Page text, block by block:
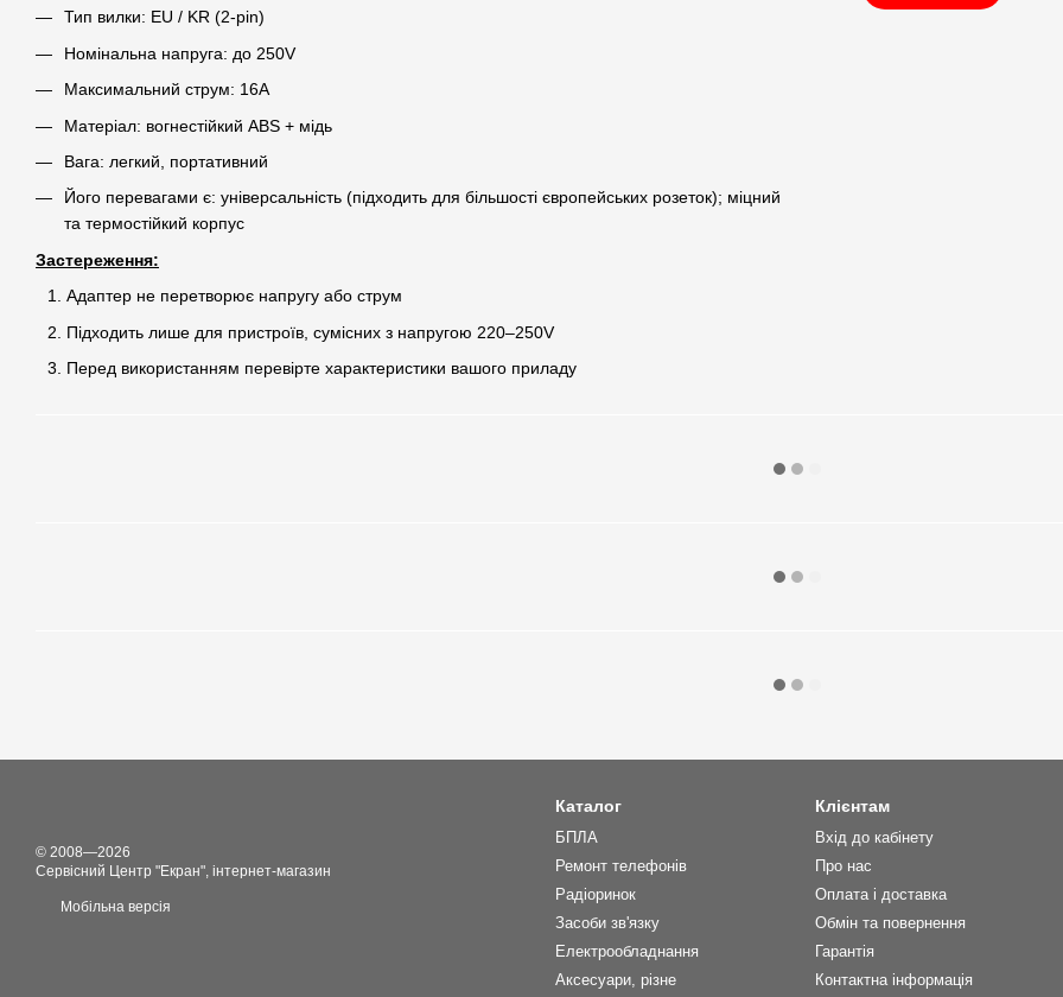
Тип вилки: EU / KR (2-pin)
Номінальна напруга: до 250V
Максимальний струм: 16A
Матеріал: вогнестійкий ABS + мідь
Вага: легкий, портативний
Його перевагами є: універсальність (підходить для більшості європейських розеток); міцний
та термостійкий корпус
Застереження:
Адаптер не перетворює напругу або струм
Підходить лише для пристроїв, сумісних з напругою 220–250V
Перед використанням перевірте характеристики вашого приладу
© 2008—2026
Сервісний Центр "Екран", інтернет-магазин
Мобільна версія
Каталог
БПЛА
Ремонт телефонів
Радіоринок
Засоби зв'язку
Електрообладнання
Аксесуари, різне
Клієнтам
Вхід до кабінету
Про нас
Оплата і доставка
Обмін та повернення
Гарантія
Контактна інформація